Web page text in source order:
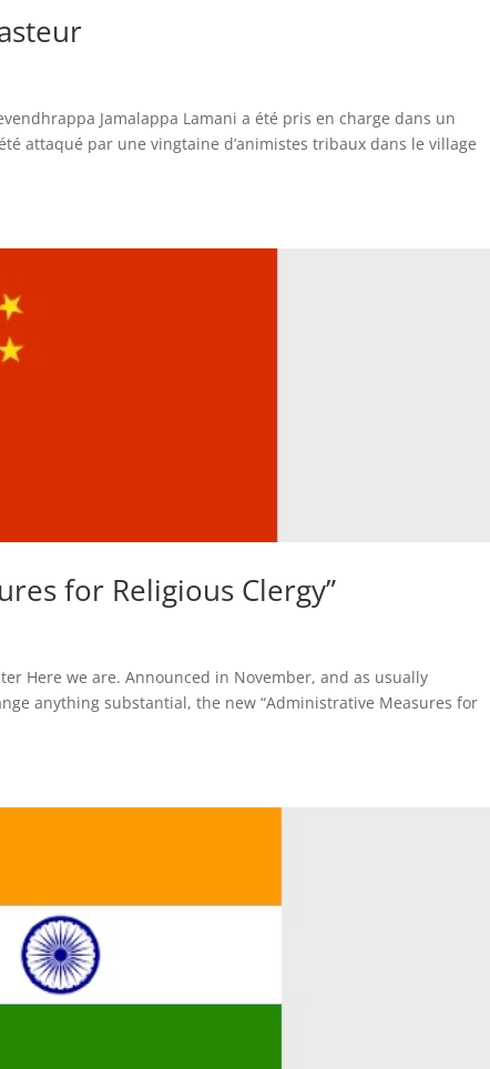
Jamalappa Lamani a été pris en charge dans un
attaqué par une vingtaine d’animistes tribaux dans le village
for Religious Clergy”
Here we are. Announced in November, and as usually
anything substantial, the new “Administrative Measures for